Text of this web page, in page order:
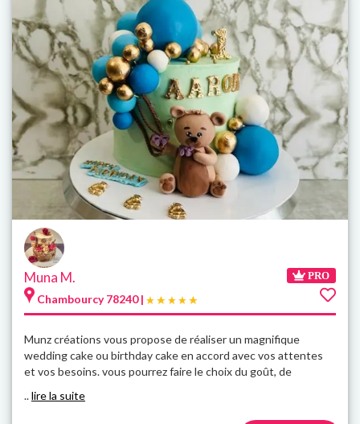
Muna M. PRO
Chambourcy 78240 |
Munz créations vous propose de réaliser un magnifique
wedding cake ou birthday cake en accord avec vos attentes
et vos besoins. vous pourrez faire le choix du goût, de
..lire la suite